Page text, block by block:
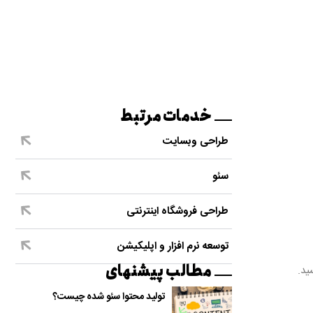
خدمات مرتبط
طراحی وبسایت
سئو
طراحی فروشگاه اینترنتی
توسعه نرم افزار و اپلیکیشن
مطالب پیشنهای
تولید محتوا سئو شده چیست؟